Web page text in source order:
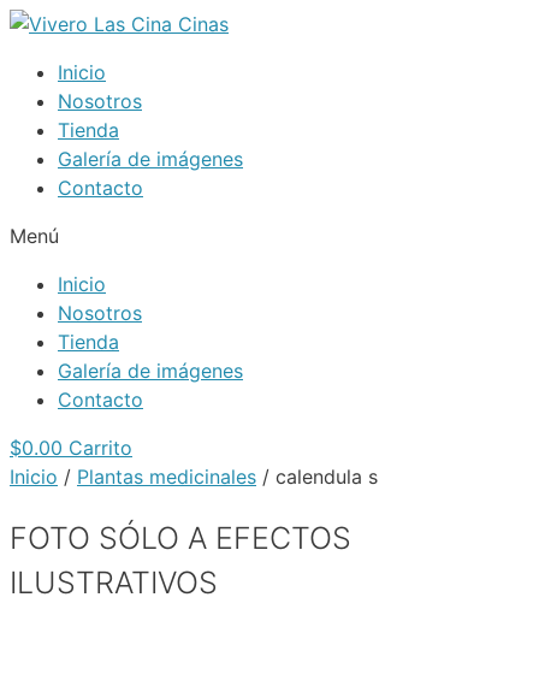
Saltar
contenido
Inicio
Nosotros
Tienda
Galería de imágenes
Contacto
Menú
Inicio
Nosotros
Tienda
Galería de imágenes
Contacto
$0.00 Carrito
Inicio / Plantas medicinales / calendula s
FOTO SÓLO A EFECTOS
ILUSTRATIVOS